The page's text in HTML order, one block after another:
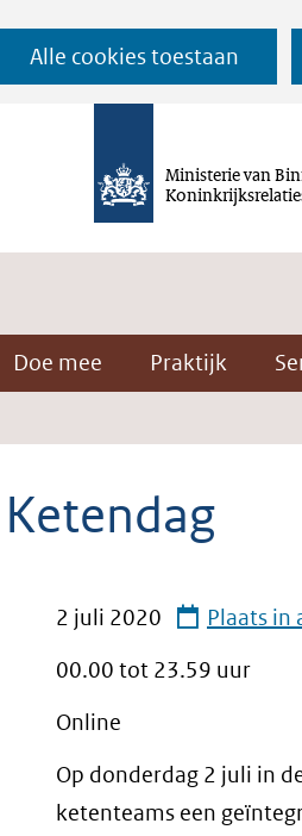
Alle cookies toestaan
Ga
naar
de
Ministerie van
Doe mee Praktijk
2 juli 2020
Plaats in
00.00 tot 23.59 uur
Online
Op donderdag 2 juli in
ketenteams een